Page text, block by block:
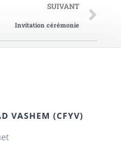
SUIVANT
Invitation cérémonie
VASHEM (CFYV)